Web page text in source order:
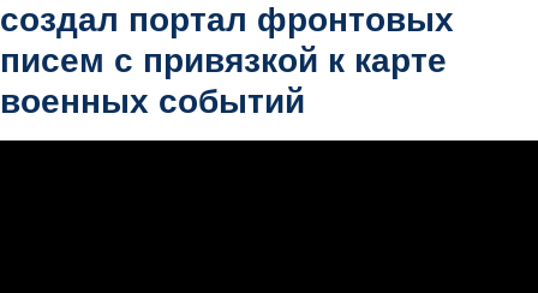
создал портал фронтовых
писем с привязкой к карте
военных событий